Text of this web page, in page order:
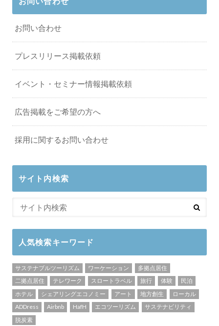
お問い合わせ
プレスリリース掲載依頼
イベント・セミナー情報掲載依頼
広告掲載をご希望の方へ
採用に関するお問い合わせ
サイト内検索
人気検索キーワード
サステナブルツーリズム ワーケーション
多拠点居住
二拠点居住
テレワーク スロートラベル 旅行 体験
民泊
ホテル
シェアリングエコノミー アート 地方創生
ローカル
ADDress
Airbnb HafH エコツーリズム
サステナビリティ
脱炭素